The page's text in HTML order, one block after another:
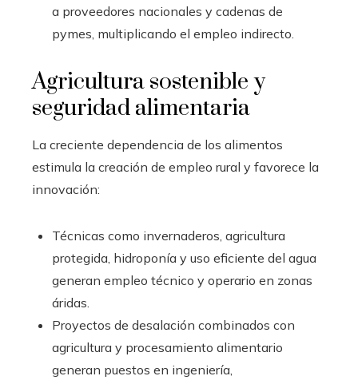
a proveedores nacionales y cadenas de
pymes, multiplicando el empleo indirecto.
Agricultura sostenible y
seguridad alimentaria
La creciente dependencia de los alimentos
estimula la creación de empleo rural y favorece la
innovación:
Técnicas como invernaderos, agricultura
protegida, hidroponía y uso eficiente del agua
generan empleo técnico y operario en zonas
áridas.
Proyectos de desalación combinados con
agricultura y procesamiento alimentario
generan puestos en ingeniería,